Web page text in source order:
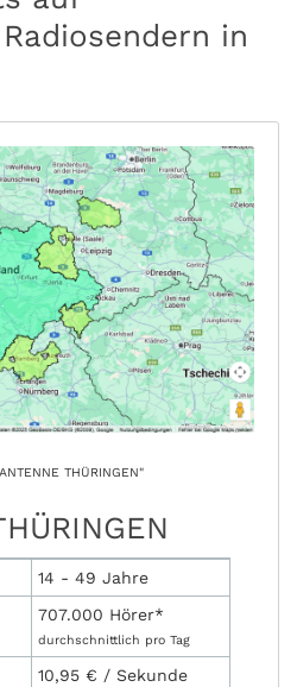
in
THÜRINGEN"
14 - 49 Jahre
707.000 Hörer*
durchschnittlich pro Tag
10,95 € / Sekunde